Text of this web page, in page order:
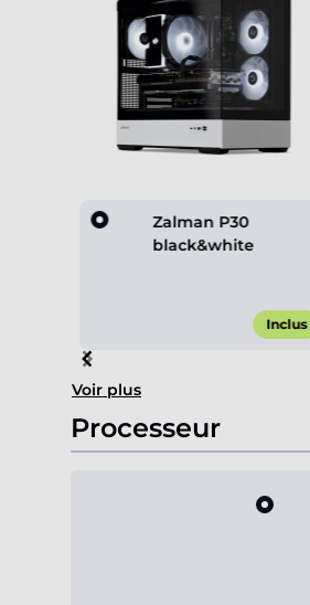
Zalman P30
black&white
Inclus
Item
2
of
4
Voir plus
Processeur